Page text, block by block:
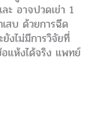
อาจปวดเข่า 1
สบ ด้วยการฉีด
งไม่มีการวิจัยที่
แห้งได้จริง แพทย์